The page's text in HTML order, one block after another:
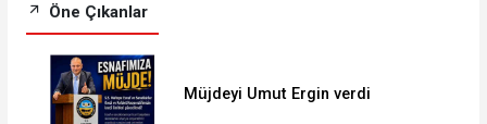
Öne Çıkanlar
Müjdeyi Umut Ergin verdi